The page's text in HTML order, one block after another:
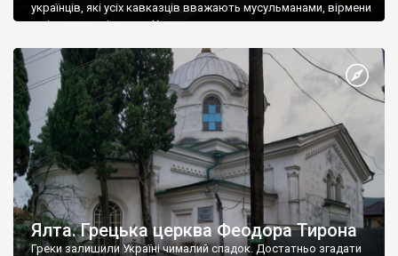
українців, які усіх кавказців вважають мусульманами, вірмени
є відданими вірянами Христа
Ялта. Грецька церква Феодора Тирона
Греки залишили Україні чималий спадок. Достатньо згадати